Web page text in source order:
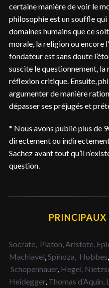
certaine manière de voir le
philosophie est un souffle
domaines humains que ce
morale, la religion ou encore
fondateur est sans doute
suscite le questionnement, la
réflexion critique. Ensuite,
argumenter de manière
dépasser ses préjugés et
* Nous avons publié plus de
directement ou
Sachez avant tout qu’il
question.
PRINCIPAUX
Socrate, Platon,Aristote,
Machiavel,Spinoza, Hobbes,
Schopenhauer, Hegel,
Heidegger, Thomas d’Aquin,